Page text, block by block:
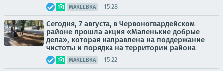
МАКЕЕВКА 15:28
Сегодня, 7 августа, в Червоногвардейском
районе прошла акция «Маленькие добрые
дела», которая направлена на поддержание
чистоты и порядка на территории района
МАКЕЕВКА 15:22